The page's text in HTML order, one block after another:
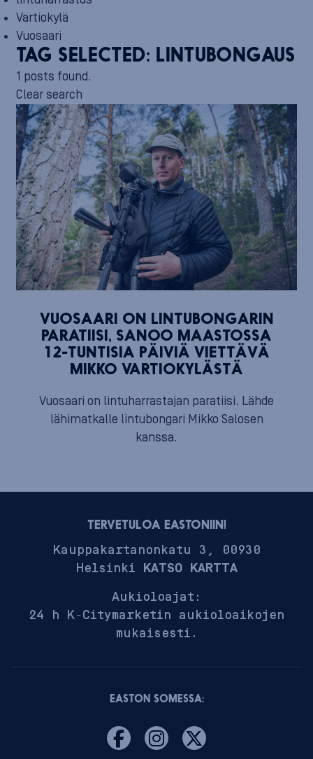
Vartiokylä
Vuosaari
TAG SELECTED: LINTUBONGAUS
1 posts found.
Clear search
VUOSAARI ON LINTUBONGARIN
PARATIISI, SANOO MAASTOSSA
12-TUNTISIA PÄIVIÄ VIETTÄVÄ
MIKKO VARTIOKYLÄSTÄ
Vuosaari on lintuharrastajan paratiisi. Lähde
lähimatkalle lintubongari Mikko Salosen
kanssa.
TERVETULOA EASTONIIN!
Kauppakartanonkatu 3, 00930
Helsinki KATSO KARTTA
Aukioloajat:
24 h K-Citymarketin aukioloaikojen
mukaisesti.
EASTON SOMESSA: